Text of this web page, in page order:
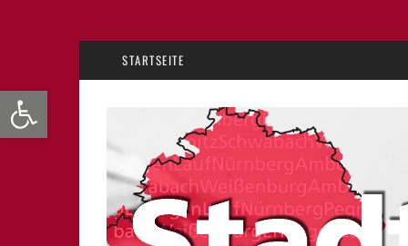
Werkzeugleiste öffnen
STARTSEITE